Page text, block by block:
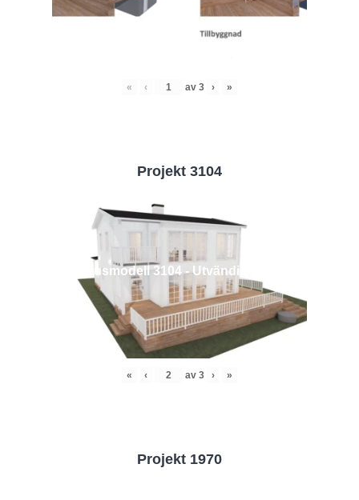
« ‹ av 3 › »
Projekt 3104
Husmodell 3104 - Utvändig vy 2
« ‹ av 3 › »
Projekt 1970